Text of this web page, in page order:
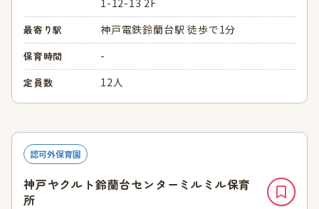
最寄り駅 神戸電鉄鈴蘭台駅 徒歩で1分
保育時間 -
定員数 12人
認可外保育園
神戸ヤクルト鈴蘭台センターミルミル保育
所